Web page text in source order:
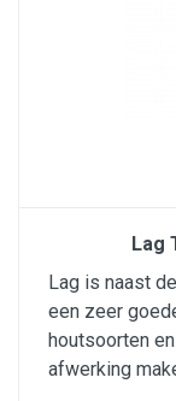
Lag
Lag is naast
een zeer
houtsoorten
afwerking